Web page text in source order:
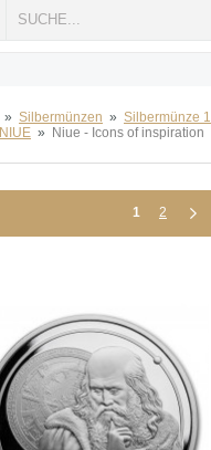
» Silbermünzen » Silbermünze 1
NIUE » Niue - Icons of inspiration
1 2